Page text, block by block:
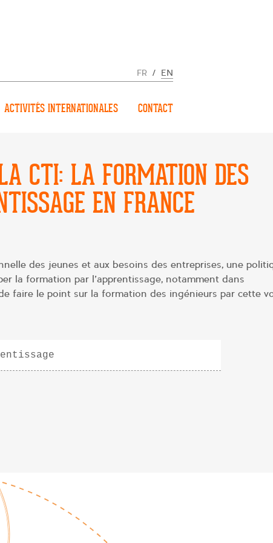
FR / EN
ACTIVITÉS INTERNATIONALES CONTACT
CTI: LA FORMATION DES
EN FRANCE
des jeunes et aux besoins des entreprises, une
la formation par l’apprentissage, notamment dans
faire le point sur la formation des ingénieurs par cette